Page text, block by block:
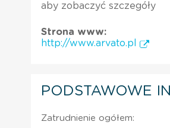
aby zobaczyć szczegóły
Strona www:
http://www.arvato.pl
PODSTAWOWE
Zatrudnienie ogółem: